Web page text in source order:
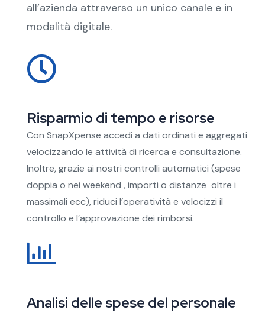
all’azienda attraverso un unico canale e in
modalità digitale.
Risparmio di tempo e risorse
Con SnapXpense accedi a dati ordinati e aggregati
velocizzando le attività di ricerca e consultazione.
Inoltre, grazie ai nostri controlli automatici (spese
doppia o nei weekend , importi o distanze oltre i
massimali ecc), riduci l’operatività e velocizzi il
controllo e l’approvazione dei rimborsi.
Analisi delle spese del personale